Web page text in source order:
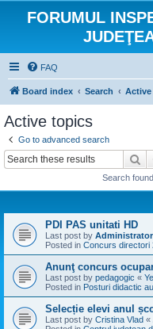
FORUMUL
FAQ
Board index Search
Active topics
Go to advanced search
Search
PDI PAS unitati HD
Last post by Administrator
Posted in Concurs directori
Anunţ concurs
Last post by pedagogic «
Posted in Posturi didactic
Selecție elevi anul
Last post by Cristina Vlad «